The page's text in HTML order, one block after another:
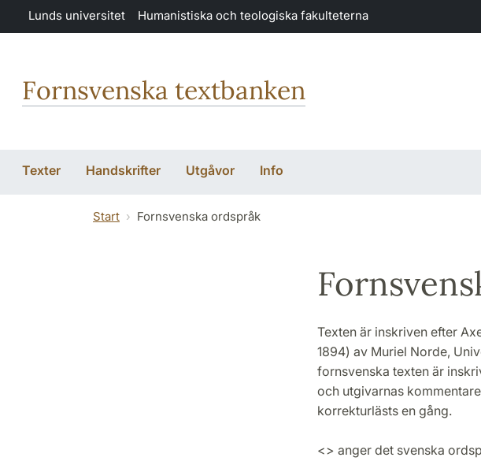
Hoppa till huvudinnehåll
Lunds universitet Humanistiska och teologiska fakulteterna
Fornsvenska textbanken
Texter Handskrifter Utgåvor Info
Start Fornsvenska ordspråk
Texten är inskriven efter
1894) av Muriel Norde,
fornsvenska texten är
och utgivarnas
korrekturlästs en gång.
<> anger det svenska